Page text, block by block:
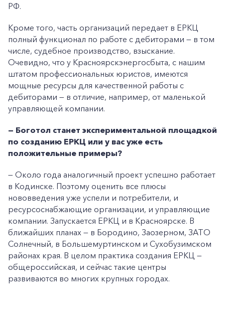
РФ.
Кроме того, часть организаций передает в ЕРКЦ
полный функционал по работе с дебиторами — в том
числе, судебное производство, взыскание.
Очевидно, что у Красноярскэнергосбыта, с нашим
штатом профессиональных юристов, имеются
мощные ресурсы для качественной работы с
дебиторами — в отличие, например, от маленькой
управляющей компании.
— Боготол станет экспериментальной площадкой
по созданию ЕРКЦ или у вас уже есть
положительные примеры?
— Около года аналогичный проект успешно работает
в Кодинске. Поэтому оценить все плюсы
нововведения уже успели и потребители, и
ресурсоснабжающие организации, и управляющие
компании. Запускается ЕРКЦ и в Красноярске. В
ближайших планах — в Бородино, Заозерном, ЗАТО
Солнечный, в Большемуртинском и Сухобузимском
районах края. В целом практика создания ЕРКЦ —
общероссийская, и сейчас такие центры
развиваются во многих крупных городах.